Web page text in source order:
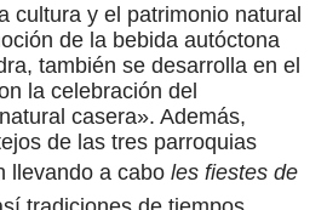
cultura y el patrimonio natural
de la bebida autóctona
también se desarrolla en el
la celebración del
casera». Además,
de las tres parroquias
llevando a cabo les fiestes de